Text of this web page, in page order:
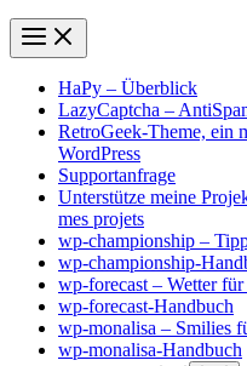
HaPy – Überblick
LazyCaptcha –
RetroGeek-Theme, ein
WordPress
Supportanfrage
Unterstütze meine
mes projets
wp-championship –
wp-championship-
wp-forecast – Wetter für
wp-forecast-Handbuch
wp-monalisa – Smilies
wp-monalisa-Handbuch